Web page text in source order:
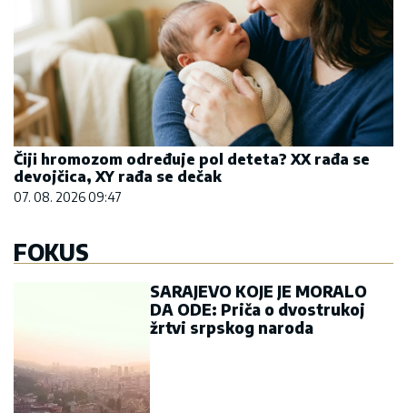
Čiji hromozom određuje pol deteta? XX rađa se
devojčica, XY rađa se dečak
07. 08. 2026 09:47
FOKUS
SARAJEVO KOJE JE MORALO
DA ODE: Priča o dvostrukoj
žrtvi srpskog naroda